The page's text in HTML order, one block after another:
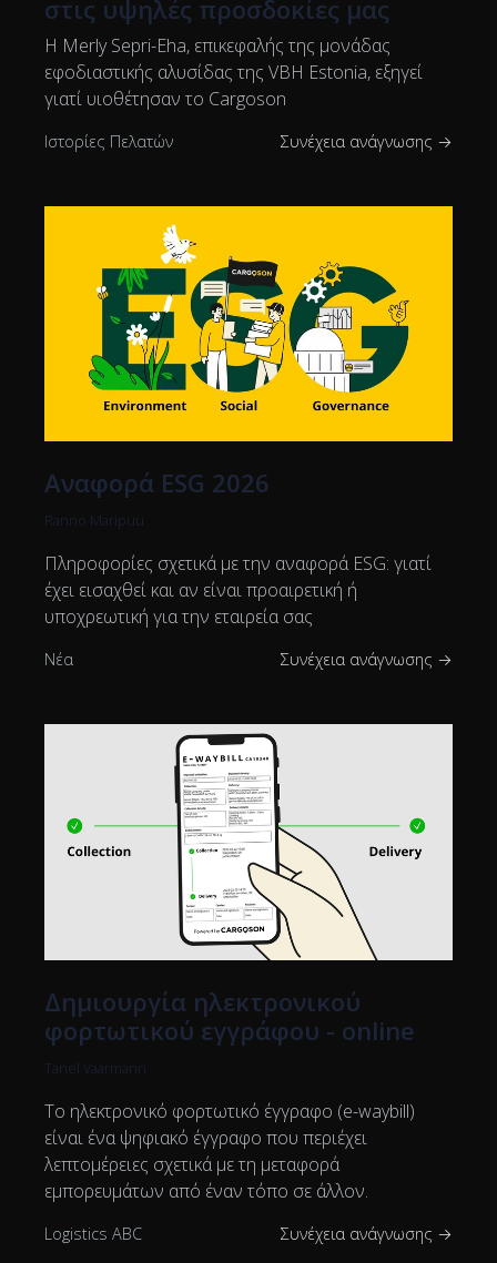
στις υψηλές προσδοκίες μας
Η Merly Sepri-Eha, επικεφαλής της μονάδας
εφοδιαστικής αλυσίδας της VBH Estonia, εξηγεί
γιατί υιοθέτησαν το Cargoson
Ιστορίες Πελατών Συνέχεια ανάγνωσης →
Αναφορά ESG 2026
Ranno Maripuu
Πληροφορίες σχετικά με την αναφορά ESG: γιατί
έχει εισαχθεί και αν είναι προαιρετική ή
υποχρεωτική για την εταιρεία σας
Νέα Συνέχεια ανάγνωσης →
Δημιουργία ηλεκτρονικού
φορτωτικού εγγράφου - online
Tanel Vaarmann
Το ηλεκτρονικό φορτωτικό έγγραφο (e-waybill)
είναι ένα ψηφιακό έγγραφο που περιέχει
λεπτομέρειες σχετικά με τη μεταφορά
εμπορευμάτων από έναν τόπο σε άλλον.
Logistics ABC Συνέχεια ανάγνωσης →